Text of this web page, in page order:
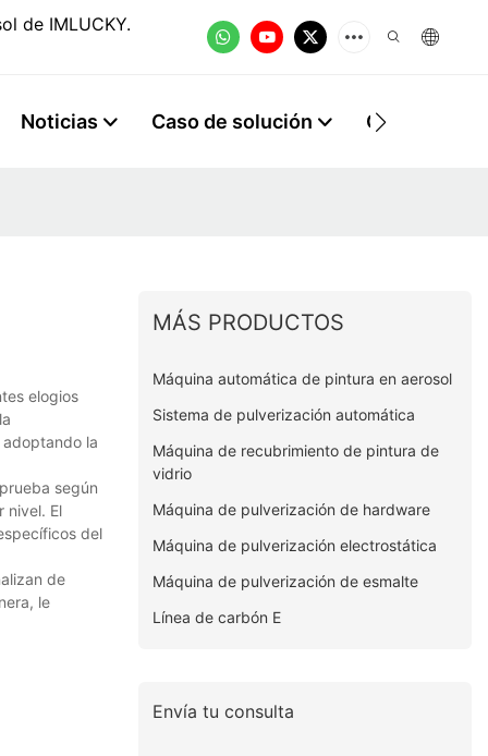
de IMLUCKY.
Noticias Caso de solución Contacto
elogios
la
según
nivel. El
del
de
le
MÁS PRODUCTOS
Máquina automática de pintura en aerosol
Sistema de pulverización automática
Máquina de recubrimiento de pintura de
vidrio
Máquina de pulverización de hardware
Máquina de pulverización electrostática
Máquina de pulverización de esmalte
Línea de carbón E
Envía tu consulta